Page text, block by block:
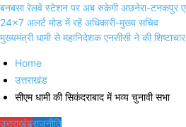
बनबसा रेलवे स्टेशन पर अब रुकेगी अछनेरा-टनकपुर
24×7 अलर्ट मोड में रहें अधिकारी-मुख्य सचिव
मुख्यमंत्री धामी से महानिदेशक एनसीसी ने की
Home
उत्तराखंड
सीएम धामी की सिकंदराबाद में भव्य चुनावी सभा
उत्तराखंडराजनीति